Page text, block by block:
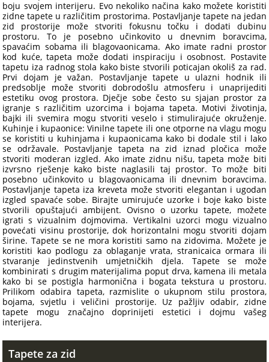
boju svojem interijeru. Evo nekoliko načina kako možete koristiti
zidne tapete u različitim prostorima. Postavljanje tapete na jedan
zid prostorije može stvoriti fokusnu točku i dodati dubinu
prostoru. To je posebno učinkovito u dnevnim boravcima,
spavaćim sobama ili blagovaonicama. Ako imate radni prostor
kod kuće, tapeta može dodati inspiraciju i osobnost. Postavite
tapetu iza radnog stola kako biste stvorili poticajan okoliš za rad.
Prvi dojam je važan. Postavljanje tapete u ulazni hodnik ili
predsoblje može stvoriti dobrodošlu atmosferu i unaprijediti
estetiku ovog prostora. Dječje sobe često su sjajan prostor za
igranje s različitim uzorcima i bojama tapeta. Motivi životinja,
bajki ili svemira mogu stvoriti veselo i stimulirajuće okruženje.
Kuhinje i kupaonice: Vinilne tapete ili one otporne na vlagu mogu
se koristiti u kuhinjama i kupaonicama kako bi dodale stil i lako
se održavale. Postavljanje tapeta na zid iznad pločica može
stvoriti moderan izgled. Ako imate zidnu nišu, tapeta može biti
izvrsno rješenje kako biste naglasili taj prostor. To može biti
posebno učinkovito u blagovaonicama ili dnevnim boravcima.
Postavljanje tapeta iza kreveta može stvoriti elegantan i ugodan
izgled spavaće sobe. Birajte umirujuće uzorke i boje kako biste
stvorili opuštajući ambijent. Ovisno o uzorku tapete, možete
igrati s vizualnim dojmovima. Vertikalni uzorci mogu vizualno
povećati visinu prostorije, dok horizontalni mogu stvoriti dojam
širine. Tapete se ne mora koristiti samo na zidovima. Možete je
koristiti kao podlogu za oblaganje vrata, stranicaica ormara ili
stvaranje jedinstvenih umjetničkih djela. Tapete se može
kombinirati s drugim materijalima poput drva, kamena ili metala
kako bi se postigla harmonična i bogata tekstura u prostoru.
Prilikom odabira tapeta, razmislite o ukupnom stilu prostora,
bojama, svjetlu i veličini prostorije. Uz pažljiv odabir, zidne
tapete mogu značajno doprinijeti estetici i dojmu vašeg
interijera.
Tapete za zid